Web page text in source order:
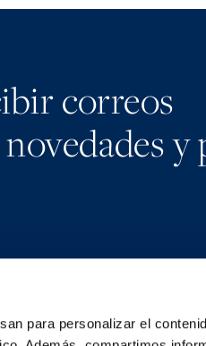
para personalizar el
correos
Medios